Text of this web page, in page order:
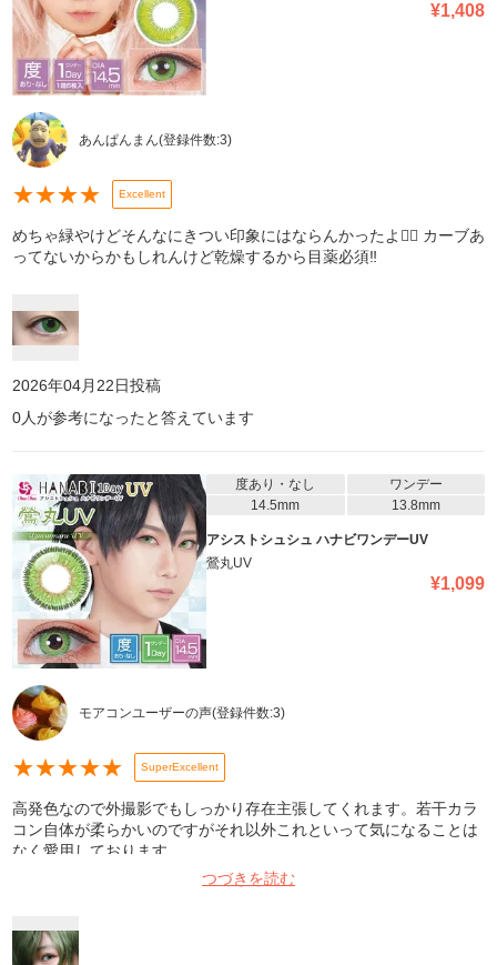
¥1,408
あんぱんまん(登録件数:3)
★★★★ Excellent
めちゃ緑やけどそんなにきつい印象にはならんかったよ👍🏻 カーブあ
ってないからかもしれんけど乾燥するから目薬必須‼️
2026年04月22日投稿
0人が参考になったと答えています
度あり・なし
ワンデー
14.5mm
13.8mm
アシストシュシュ ハナビワンデーUV
鶯丸UV
¥1,099
モアコンユーザーの声(登録件数:3)
★★★★★ SuperExcellent
高発色なので外撮影でもしっかり存在主張してくれます。若干カラ
コン自体が柔らかいのですがそれ以外これといって気になることは
なく愛用しております。
つづきを読む